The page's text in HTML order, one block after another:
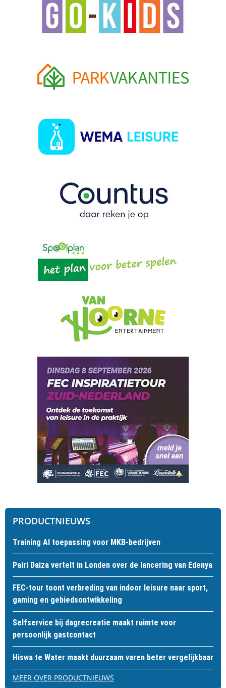
PRODUCTNIEUWS
Training AI toepassing voor MKB-bedrijven
Pairi Daiza vertelt in Londen over de lancering van Edenya
FEC-tour toont verbreding van indoor leisure naar sport,
gaming en gebiedsontwikkeling
Selfservice bij dagrecreatie maakt ruimte voor
persoonlijk gastcontact
Hiswa te Water maakt duurzaam varen beter vergelijkbaar
MEER OVER PRODUCTNIEUWS